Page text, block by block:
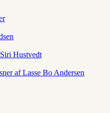
Hustvedt
af Lasse Bo Andersen